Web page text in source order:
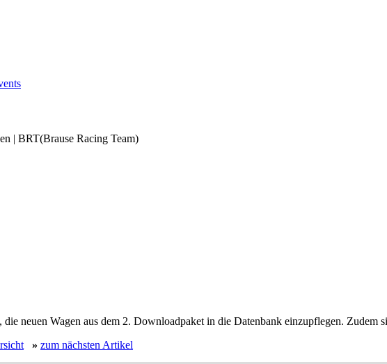
neuen Wagen aus dem 2. Downloadpaket in die Datenbank einzupflegen. Zudem
» zum nächsten Artikel